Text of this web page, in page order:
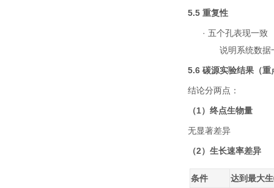
5.5 重复性
· 五个孔表现一致
说明系统数据
5.6 碳源实验结果（重
结论分两点：
（1）终点生物量
无显著差异
（2）生长速率差异
条件
达到最大